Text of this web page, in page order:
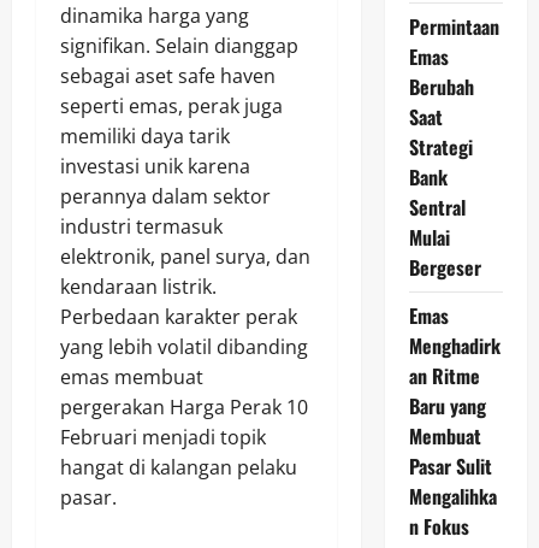
dinamika harga yang
signifikan. Selain dianggap
sebagai aset safe haven
seperti emas, perak juga
memiliki daya tarik
investasi unik karena
perannya dalam sektor
industri termasuk
elektronik, panel surya, dan
kendaraan listrik.
Perbedaan karakter perak
yang lebih volatil dibanding
emas membuat
pergerakan Harga Perak 10
Februari menjadi topik
hangat di kalangan pelaku
pasar.
Permintaan
Emas
Berubah
Saat
Strategi
Bank
Sentral
Mulai
Bergeser
Emas
Menghadirk
an Ritme
Baru yang
Membuat
Pasar Sulit
Mengalihka
n Fokus